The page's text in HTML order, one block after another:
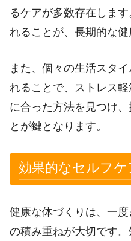
るケアが多数存在しま
れることが、長期的な健
また、個々の生活スタ
れることで、ストレス
に合った方法を見つけ
とが鍵となります。
効果的なセルフ
健康な体づくりは、一
の積み重ねが大切です